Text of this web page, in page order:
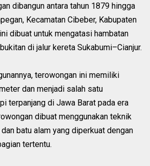
dibangun antara tahun 1879 hingga
Kecamatan Cibeber, Kabupaten
dibuat untuk mengatasi hambatan
di jalur kereta Sukabumi–Cianjur.
terowongan ini memiliki
dan menjadi salah satu
terpanjang di Jawa Barat pada era
dibuat menggunakan teknik
batu alam yang diperkuat dengan
tertentu.